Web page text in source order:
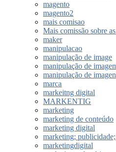
magento
magento2
mais comisao
Mais comissão sobre
maker
manipulacao
manipulação de image
manipulação de
manipulação de
marca
markeitng digital
MARKENTIG
marketing
marketing de conteúdo
marketing digital
marketing;
marketingdigital